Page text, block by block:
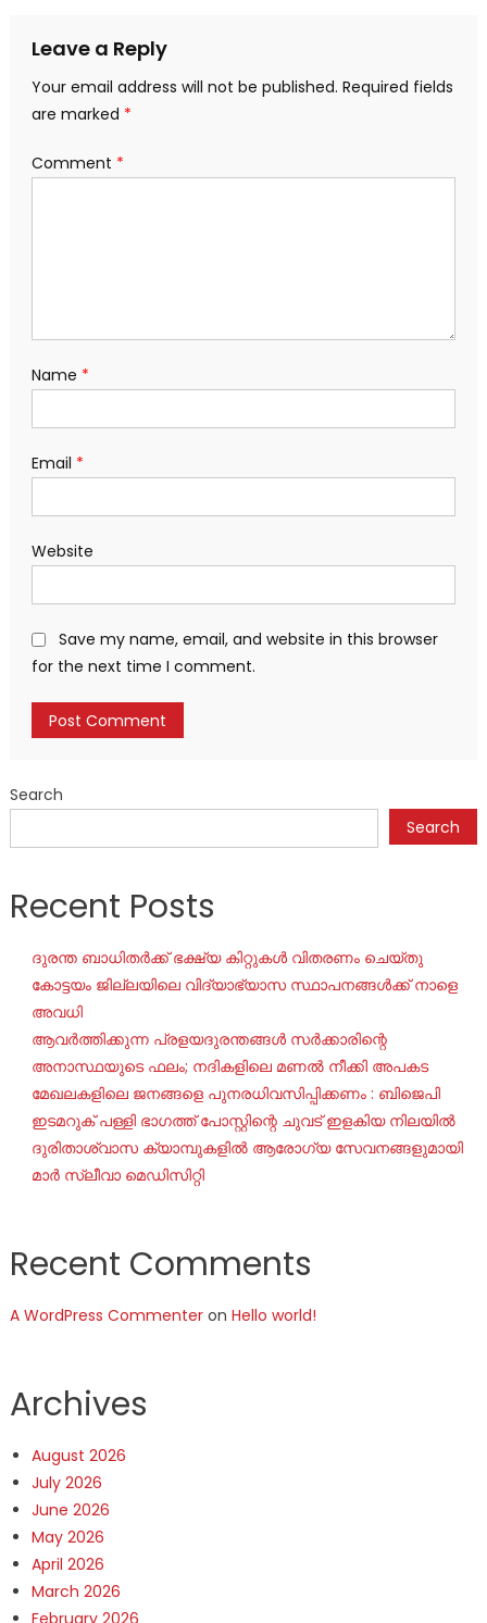
Leave a Reply
Your email address will not be published. Required fields
are marked *
Comment *
Name *
Email *
Website
Save my name, email, and website in this browser
for the next time I comment.
Search
Search
Recent Posts
ദുരന്ത ബാധിതർക്ക് ഭക്ഷ്യ കിറ്റുകൾ വിതരണം ചെയ്തു
കോട്ടയം ജില്ലയിലെ വിദ്യാഭ്യാസ സ്ഥാപനങ്ങൾക്ക് നാളെ
അവധി
ആവർത്തിക്കുന്ന പ്രളയദുരന്തങ്ങൾ സർക്കാരിന്റെ
അനാസ്ഥയുടെ ഫലം; നദികളിലെ മണൽ നീക്കി അപകട
മേഖലകളിലെ ജനങ്ങളെ പുനരധിവസിപ്പിക്കണം : ബിജെപി
ഇടമറുക് പള്ളി ഭാഗത്ത്‌ പോസ്റ്റിന്റെ ചുവട് ഇളകിയ നിലയിൽ
ദുരിതാശ്വാസ ക്യാമ്പുകളിൽ ആരോഗ്യ സേവനങ്ങളുമായി
മാർ സ്ലീവാ മെഡിസിറ്റി
Recent Comments
A WordPress Commenteron Hello world!
Archives
August 2026
July 2026
June 2026
May 2026
April 2026
March 2026
February 2026